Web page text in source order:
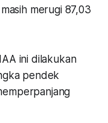
merugi 87,03
ini dilakukan
pendek